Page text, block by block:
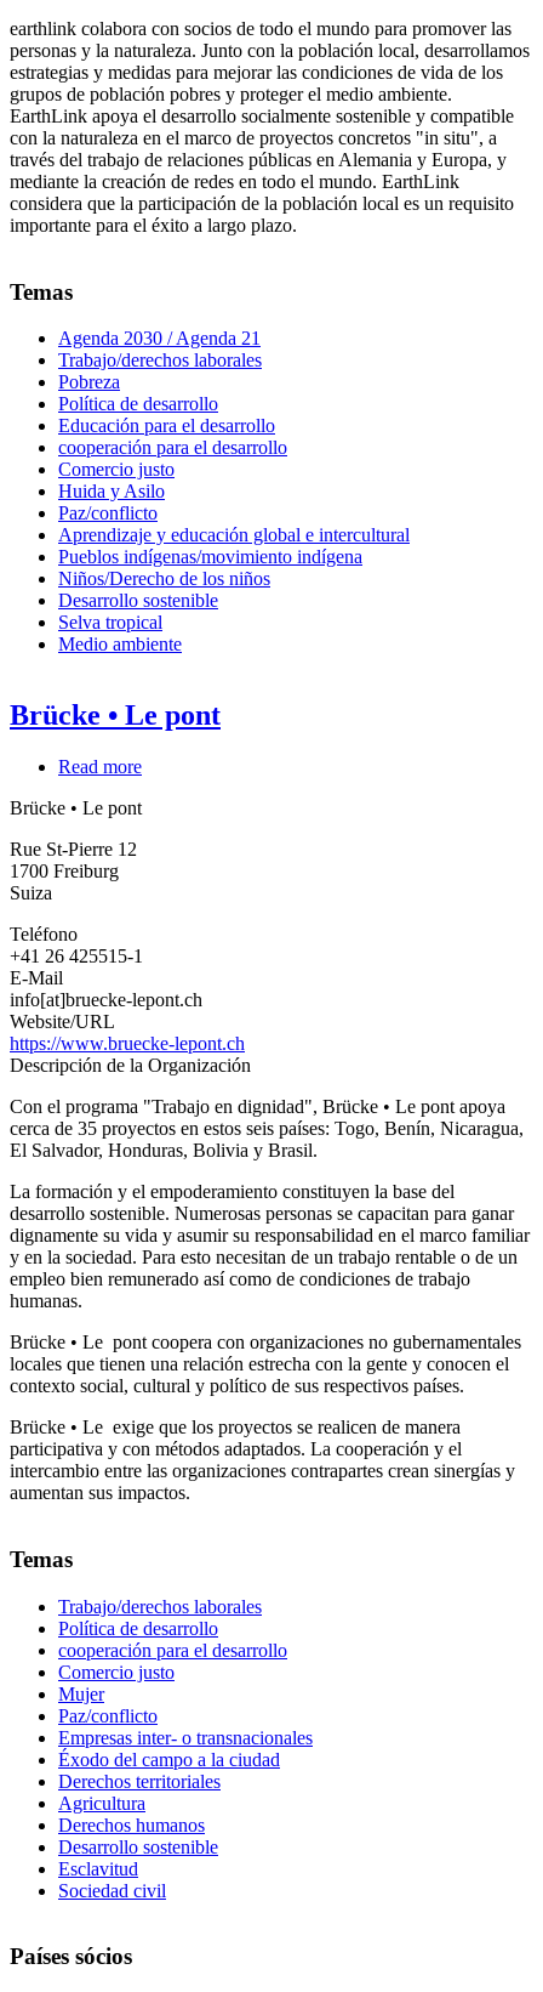
earthlink colabora con socios de todo el mundo para promover las
personas y la naturaleza. Junto con la población local, desarrollamos
estrategias y medidas para mejorar las condiciones de vida de los
grupos de población pobres y proteger el medio ambiente.
EarthLink apoya el desarrollo socialmente sostenible y compatible
con la naturaleza en el marco de proyectos concretos "in situ", a
través del trabajo de relaciones públicas en Alemania y Europa, y
mediante la creación de redes en todo el mundo. EarthLink
considera que la participación de la población local es un requisito
importante para el éxito a largo plazo.
Temas
Agenda 2030 / Agenda 21
Trabajo/derechos laborales
Pobreza
Política de desarrollo
Educación para el desarrollo
cooperación para el desarrollo
Comercio justo
Huida y Asilo
Paz/conflicto
Aprendizaje y educación global e intercultural
Pueblos indígenas/movimiento indígena
Niños/Derecho de los niños
Desarrollo sostenible
Selva tropical
Medio ambiente
Brücke • Le pont
Read more
•
Brücke • Le pont
Rue St-Pierre 12
1700 Freiburg
Suiza
Teléfono
+41 26 425515-1
E-Mail
info[at]bruecke-lepont.ch
Website/URL
https://www.bruecke-lepont.ch
Descripción de la Organización
Con el programa "Trabajo en dignidad", Brücke • Le pont apoya
cerca de 35 proyectos en estos seis países: Togo, Benín, Nicaragua,
El Salvador, Honduras, Bolivia y Brasil.
La formación y el empoderamiento constituyen la base del
desarrollo sostenible. Numerosas personas se capacitan para ganar
dignamente su vida y asumir su responsabilidad en el marco familiar
y en la sociedad. Para esto necesitan de un trabajo rentable o de un
empleo bien remunerado así como de condiciones de trabajo
humanas.
Brücke • Le pont coopera con organizaciones no gubernamentales
locales que tienen una relación estrecha con la gente y conocen el
contexto social, cultural y político de sus respectivos países.
Brücke • Le exige que los proyectos se realicen de manera
participativa y con métodos adaptados. La cooperación y el
intercambio entre las organizaciones contrapartes crean sinergías y
aumentan sus impactos.
Temas
Trabajo/derechos laborales
Política de desarrollo
cooperación para el desarrollo
Comercio justo
Mujer
Paz/conflicto
Empresas inter- o transnacionales
Éxodo del campo a la ciudad
Derechos territoriales
Agricultura
Derechos humanos
Desarrollo sostenible
Esclavitud
Sociedad civil
Países sócios